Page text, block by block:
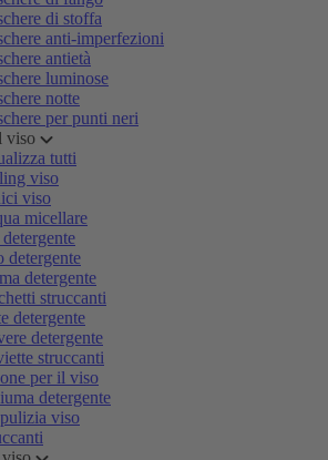
di stoffa
anti-imperfezioni
antietà
luminose
notte
per punti neri
viso
tutti
viso
viso
micellare
detergente
detergente
struccanti
detergente
detergente
struccanti
per il viso
detergente
viso